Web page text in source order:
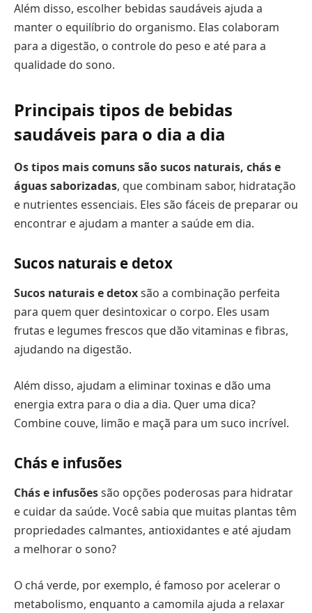
Além disso, escolher bebidas saudáveis ajuda a
manter o equilíbrio do organismo. Elas colaboram
para a digestão, o controle do peso e até para a
qualidade do sono.
Principais tipos de bebidas
saudáveis para o dia a dia
Os tipos mais comuns são sucos naturais, chás e
águas saborizadas, que combinam sabor, hidratação
e nutrientes essenciais. Eles são fáceis de preparar ou
encontrar e ajudam a manter a saúde em dia.
Sucos naturais e detox
Sucos naturais e detoxsão a combinação perfeita
para quem quer desintoxicar o corpo. Eles usam
frutas e legumes frescos que dão vitaminas e fibras,
ajudando na digestão.
Além disso, ajudam a eliminar toxinas e dão uma
energia extra para o dia a dia. Quer uma dica?
Combine couve, limão e maçã para um suco incrível.
Chás e infusões
Chás e infusõessão opções poderosas para hidratar
e cuidar da saúde. Você sabia que muitas plantas têm
propriedades calmantes, antioxidantes e até ajudam
a melhorar o sono?
O chá verde, por exemplo, é famoso por acelerar o
metabolismo, enquanto a camomila ajuda a relaxar